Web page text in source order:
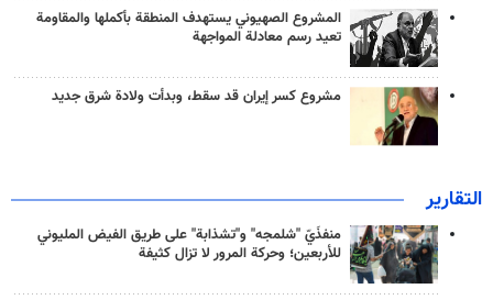
المشروع الصهيوني يستهدف المنطقة بأكملها والمقاومة
تعيد رسم معادلة المواجهة
مشروع كسر إيران قد سقط، وبدأت ولادة شرق جديد
التقارير
منفذَيّ "شلمجه" و"تشذابة" على طريق الفيض المليوني
للأربعين؛ وحركة المرور لا تزال كثيفة